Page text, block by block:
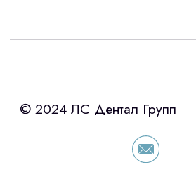
Интересует
«Уралпромлизинг»
условия по лизингу
просто оставьте контакты
сориентировали по